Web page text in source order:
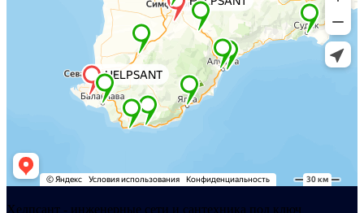
Хелпсант - инженерные сети и сантехника под ключ